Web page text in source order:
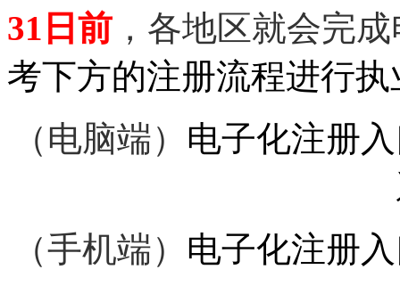
31日前 ，各地区就会完
考下方的注册流程进行
（电脑端） 电子化注册
（手机端） 电子化注册